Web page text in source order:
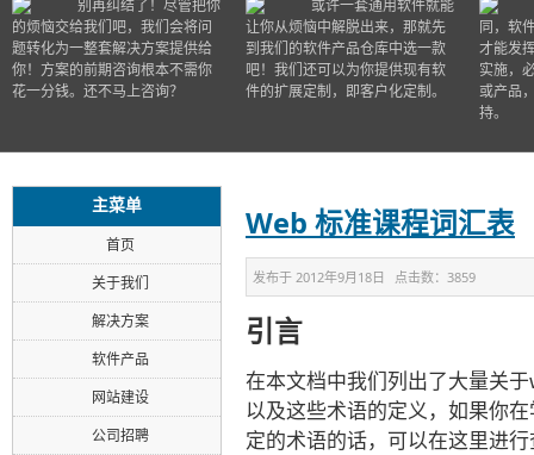
别再纠结了！尽管把你
的烦恼交给我们吧，我们会将问
题转化为一整套解决方案提供给
你！方案的前期咨询根本不需你
花一分钱。还不马上咨询？
或许一套通用软件就能
让你从烦恼中解脱出来，那就先
到我们的软件产品仓库中选一款
吧！我们还可以为你提供现有软
件的扩展定制，即客户化定制。
同，软
才能发
实施，
或产品
持。
Web 标准课程词汇表
发布于 2012年9月18日 点击数： 3859
引言
在本文档中我们列出了大量关
以及这些术语的定义，如果你
定的术语的话，可以在这里进
主菜单
首页
关于我们
解决方案
软件产品
网站建设
公司招聘